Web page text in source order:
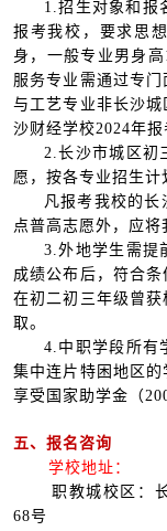
1.招生对象和报
报考我校，要求思
身，一般专业男身
服务专业需通过专
与工艺专业非长沙
沙财经学校2024年报
2.长沙市城区初
愿，按各专业招生计
凡报考我校的长
点普高志愿外，应将
3.外地学生需提
成绩公布后，符合条
在初二初三年级曾
取。
4.中职学段所有
集中连片特困地区
享受国家助学金（
五、报名咨询
学校地址：
职教城校区：
68号